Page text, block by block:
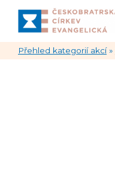
Přehled kategorií akcí»